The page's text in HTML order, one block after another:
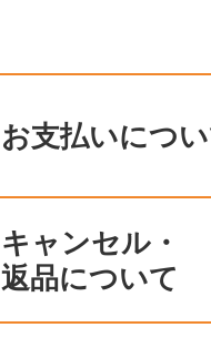
お支払いにつ
キャンセル・
返品について